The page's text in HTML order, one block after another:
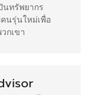
นทรัพยากร
นรุ่นใหม่เพื่อ
กเขา